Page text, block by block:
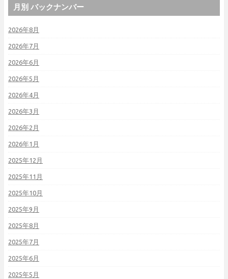
月別 バックナンバー
2026年8月
2026年7月
2026年6月
2026年5月
2026年4月
2026年3月
2026年2月
2026年1月
2025年12月
2025年11月
2025年10月
2025年9月
2025年8月
2025年7月
2025年6月
2025年5月